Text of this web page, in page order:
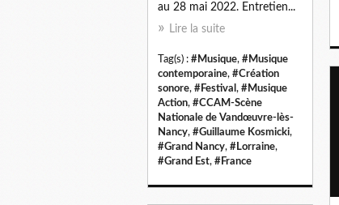
au 28 mai 2022. Entretien...
Lire la suite
Tag(s) : #Musique, #Musique
contemporaine, #Création
sonore, #Festival , #Musique
Action, #CCAM-Scène
Nationale de Vandœuvre-lès-
Nancy, #Guillaume Kosmicki,
#Grand Nancy, #Lorraine,
#Grand Est, #France